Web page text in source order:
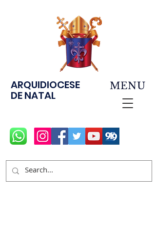
ARQUIDIOCESE
DE NATAL
MENU